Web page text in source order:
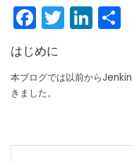
F
a
c
e
b
o
T
w
er
Li
n
e
はじめに
本ブログでは以前から
きました。